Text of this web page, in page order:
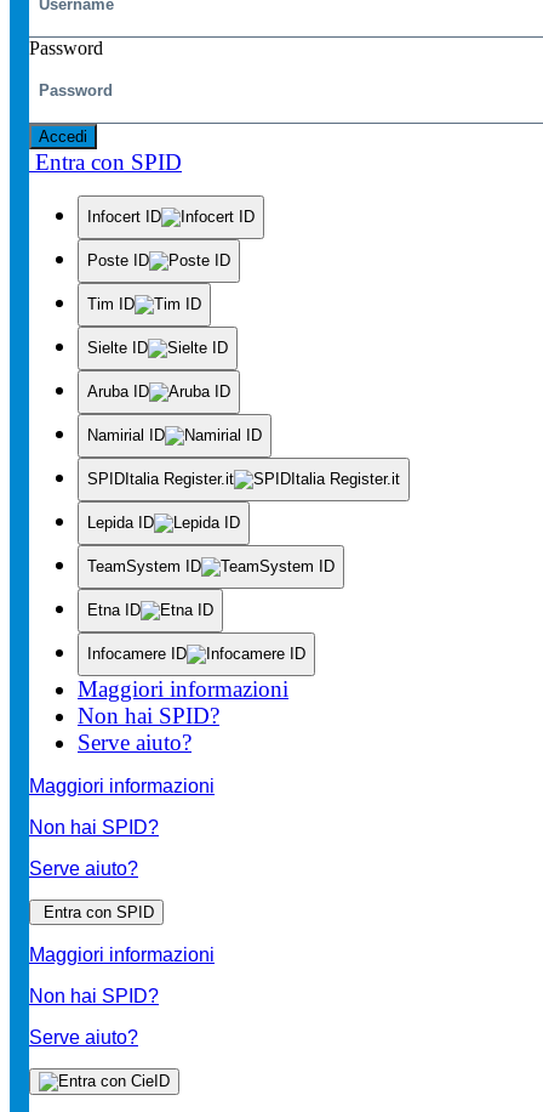
Password
Accedi
Entra con SPID
Infocert ID
Poste ID
Tim ID
Sielte ID
Aruba ID
Namirial ID
SPIDItalia Register.it
Lepida ID
TeamSystem ID
Etna ID
Infocamere ID
Maggiori informazioni
Non hai SPID?
Serve aiuto?
Maggiori informazioni
Non hai SPID?
Serve aiuto?
Entra con SPID
Maggiori informazioni
Non hai SPID?
Serve aiuto?